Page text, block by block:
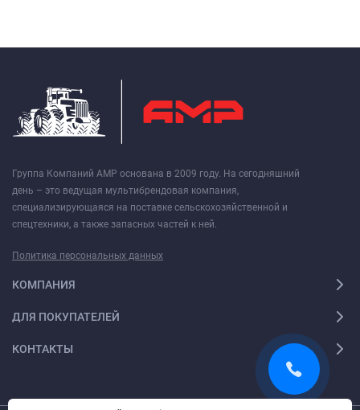
Группа Компаний АМР основана в 2009 году. На сегодняшний
день – это ведущая мультибрендовая компания,
специализирующаяся на поставке сельскохозяйственной и
спецтехники, а также запасных частей к ней.
Политика персональных данных
КОМПАНИЯ
ДЛЯ ПОКУПАТЕЛЕЙ
КОНТАКТЫ